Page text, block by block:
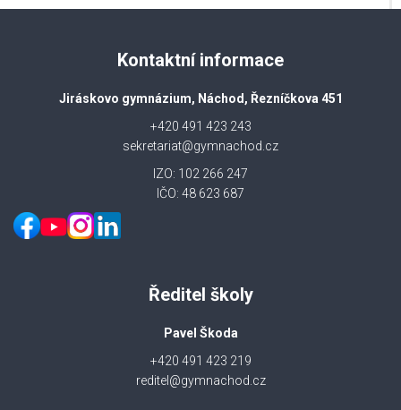
Kontaktní informace
Jiráskovo gymnázium, Náchod, Řezníčkova 451
+420 491 423 243
sekretariat@gymnachod.cz
IZO: 102 266 247
IČO: 48 623 687
Ředitel školy
Pavel Škoda
+420 491 423 219
reditel@gymnachod.cz